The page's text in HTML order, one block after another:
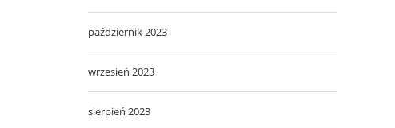
październik 2023
wrzesień 2023
sierpień 2023